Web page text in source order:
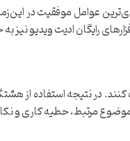
عوامل موفقیت در
رایگان ادیت ویدیو نیز
در نتیجه استفاده
مرتبط، حطیه کاری و